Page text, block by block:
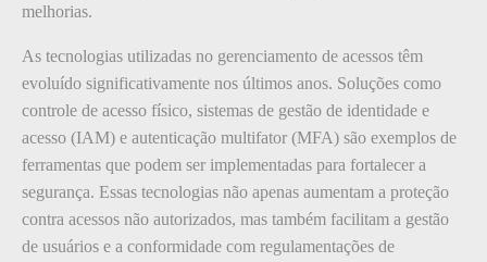
melhorias.
As tecnologias utilizadas no gerenciamento de acessos têm
evoluído significativamente nos últimos anos. Soluções como
controle de acesso físico, sistemas de gestão de identidade e
acesso (IAM) e autenticação multifator (MFA) são exemplos de
ferramentas que podem ser implementadas para fortalecer a
segurança. Essas tecnologias não apenas aumentam a proteção
contra acessos não autorizados, mas também facilitam a gestão
de usuários e a conformidade com regulamentações de